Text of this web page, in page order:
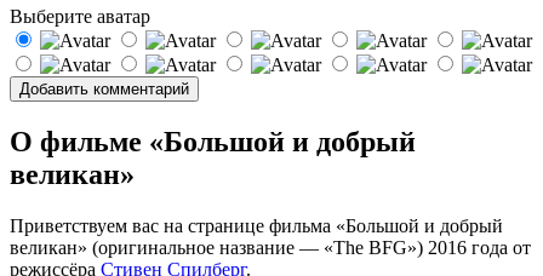
Выберите аватар
О фильме «Большой и добрый
великан»
Приветствуем вас на странице фильма «Большой и добрый
великан» (оригинальное название — «The BFG») 2016 года от
режиссёра Стивен Спилберг.